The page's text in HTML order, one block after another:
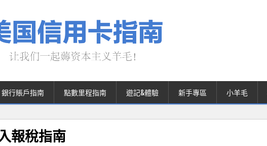
銀行賬戶指南 點數里程指南 遊記&體驗 新手專區 小羊毛
報稅指南